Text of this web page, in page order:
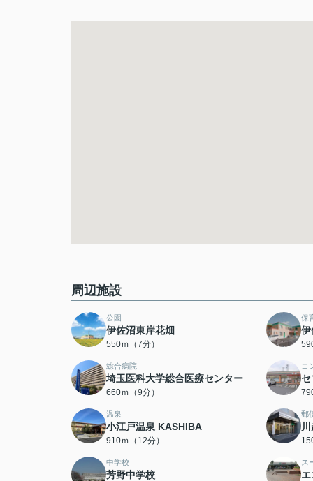
周辺施設
公園
伊佐沼東岸花畑
550ｍ（7分）
保
伊
総合病院
埼玉医科大学総合医療センター
660ｍ（9分）
コ
セ
温泉
小江戸温泉 KASHIBA
910ｍ（12分）
郵
中学校
芳野中学校
ス